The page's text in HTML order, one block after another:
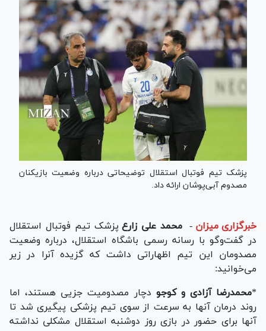
پزشک تیم فوتبال استقلال توضیحاتی درباره وضعیت بازیکنان
مصدوم آبی‌پوشان ارائه داد.
خبرگزاری میزان - محمد علی زارع پزشک تیم فوتبال استقلال
در گفت‌و‌گو با رسانه رسمی باشگاه استقلال، درباره وضعیت
مصدومان این تیم اظهاراتی داشت که گزیده آنرا در زیر
می‌خوانید:
*محمدرضا آزادی و کوجو دچار مصدومیت جزیی هستند، اما
روند درمان آنها به سرعت از سوی تیم پزشکی پیگیری شد تا
آنها برای حضور در بازی روز دوشنبه استقلال مشکلی نداشته